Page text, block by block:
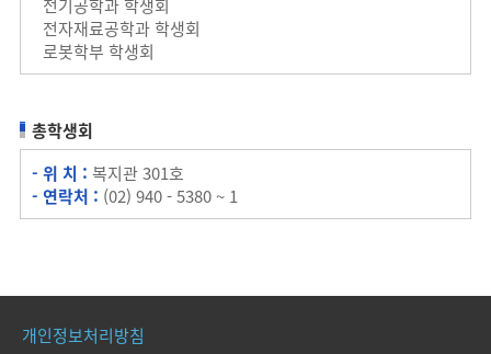
전기공학과 학생회
전자재료공학과 학생회
로봇학부 학생회
총학생회
- 위 치 : 복지관 301호
- 연락처 : (02) 940 - 5380 ~ 1
개인정보처리방침